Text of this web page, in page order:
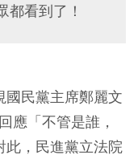
都看到了！
國民黨主席鄭麗文
應「不管是誰，
此，民進黨立法院